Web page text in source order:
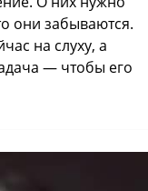
они забываются.
на слуху, а
— чтобы его